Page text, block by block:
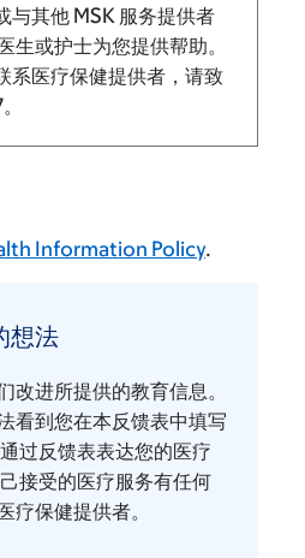
与其他 MSK 服务提供者
生或护士为您提供帮助。
系医疗保健提供者，请致
。
Information Policy.
想法
改进所提供的教育信息。
看到您在本反馈表中填写
过反馈表表达您的医疗
接受的医疗服务有任何
疗保健提供者。